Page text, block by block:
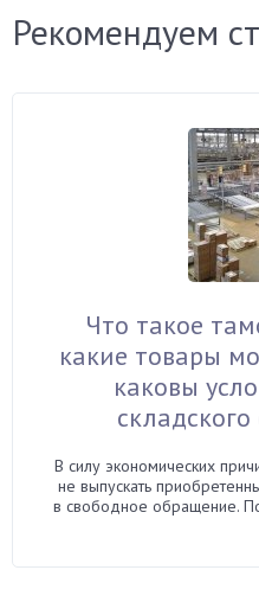
Рекомендуем
Что такое
какие товары
каковы
В силу экономических
не выпускать
в свободное обращение.